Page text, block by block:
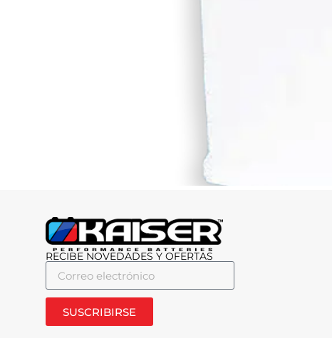
RECIBE NOVEDADES Y OFERTAS
SUSCRIBIRSE